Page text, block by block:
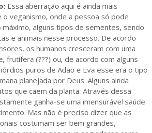
Essa aberração aqui é ainda mais
veganismo, onde a pessoa só pode
alguns tipos de sementes, sendo
e animais nesse processo. De acordo
os humanos cresceram com uma
frutífera (???) ou, de acordo com alguns
puros de Adão e Eva esse era o tipo
planejada por Deus. Alguns ainda
que caem da planta. Através dessa
ganha-se uma imensurável saúde
Mas não é preciso dizer que as
costumam ser bem grandes,